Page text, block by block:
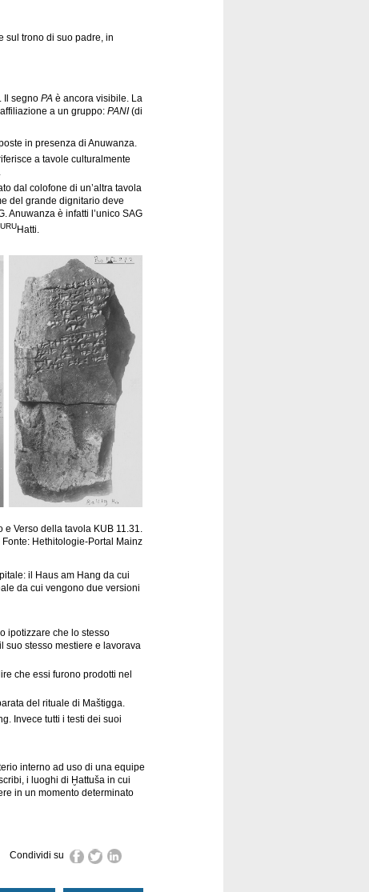
sul trono di suo padre, in
Il segno PA è ancora visibile. La
a un gruppo: PANI(di
in presenza di Anuwanza.
a tavole culturalmente
dal colofone di un’altra tavola
del grande dignitario deve
Anuwanza è infatti l’unico SAG
URUHatti.
e Verso della tavola KUB 11.31.
Fonte: Hethitologie-Portal Mainz
il Haus am Hang da cui
da cui vengono due versioni
ipotizzare che lo stesso
suo stesso mestiere e lavorava
che essi furono prodotti nel
del rituale di Maštigga.
Invece tutti i testi dei suoi
interno ad uso di una equipe
i luoghi di Ḫattuša in cui
in un momento determinato
Condividi su